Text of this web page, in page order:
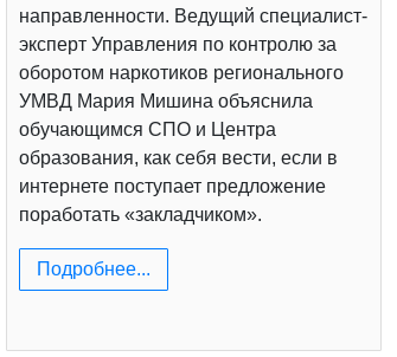
направленности. Ведущий специалист-
эксперт Управления по контролю за
оборотом наркотиков регионального
УМВД Мария Мишина объяснила
обучающимся СПО и Центра
образования, как себя вести, если в
интернете поступает предложение
поработать «закладчиком».
Подробнее...